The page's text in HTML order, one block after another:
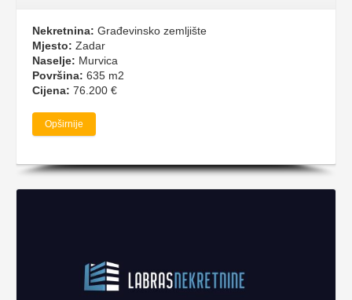
Nekretnina: Građevinsko zemljište
Mjesto: Zadar
Naselje: Murvica
Površina: 635 m2
Cijena: 76.200 €
Opširnije